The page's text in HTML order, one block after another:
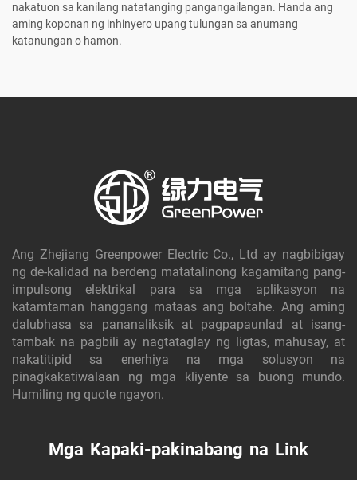
nakatuon sa kanilang natatanging pangangailangan. Handa ang
aming koponan ng inhinyero upang tulungan sa anumang
katanungan o hamon.
Ang Zhejiang Greenpower Electric Co., Ltd ay nagbibigay
ng de-kalidad na berdeng matatalinong kagamitang pang-
impulsong elektrikal para sa mga aplikasyon na
katamtaman hanggang mataas ang boltahe. Ang aming
dalubhasa sa pananaliksik at pagpapaunlad at isang-
tambak na pagbili ay nagtataglay ng ligtas, mahusay, at
nakatitipid sa enerhiya na mga solusyon na
pinagkakatiwalaan ng mga kliyente sa buong mundo.
Humiling ng quote ngayon.
Mga Kapaki-pakinabang na Link